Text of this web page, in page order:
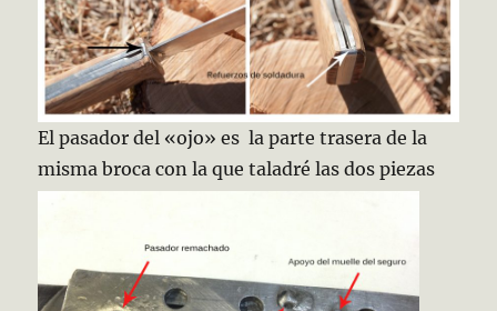
El pasador del «ojo» es la parte trasera de la
misma broca con la que taladré las dos piezas